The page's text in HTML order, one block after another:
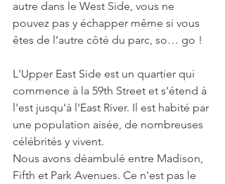
autre dans le West Side, vous ne
pouvez pas y échapper même si vous
êtes de l’autre côté du parc, so… go !
L'Upper East Side est un quartier qui
commence à la 59th Street et s'étend à
l'est jusqu'à l'East River. Il est habité par
une population aisée, de nombreuses
célébrités y vivent.
Nous avons déambulé entre Madison,
Fifth et Park Avenues. Ce n'est pas le